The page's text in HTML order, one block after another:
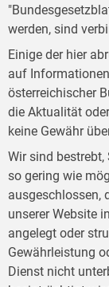
werden, sind
Einige der hier
auf
österreichischer
die Aktualität
keine Gewähr
Wir sind
so gering wie
ausgeschlossen,
unserer Website
angelegt oder
Gewährleistung
Dienst nicht